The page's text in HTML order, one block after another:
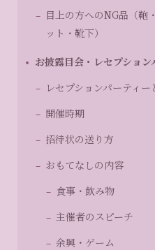
目上の方へのNG品（鞄
ット・靴下）
お披露目会・レセプショ
レセプションパーティー
開催時期
招待状の送り方
おもてなしの内容
食事・飲み物
主催者のスピーチ
余興・ゲーム